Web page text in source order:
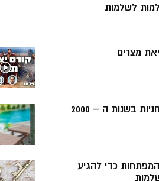
לשלמות
מצרים
בשנות ה – 2000
5 המפתחות כדי להגיע